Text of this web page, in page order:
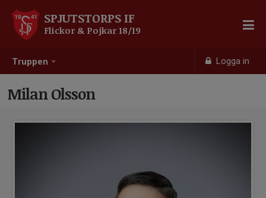
Truppen Logga in
SPJUTSTORPS IF
Flickor & Pojkar 18/19
Milan Olsson